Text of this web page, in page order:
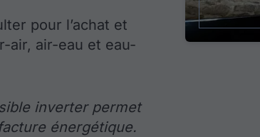
pour l’achat et
air, air-eau et eau-
inverter permet
énergétique.